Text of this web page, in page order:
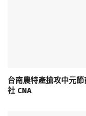
台南農特產搶攻中元
社 CNA